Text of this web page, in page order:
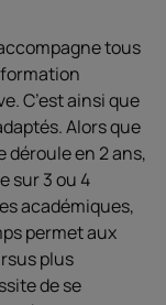
tous
C’est ainsi que
Alors que
en 2 ans,
sur 3 ou 4
académiques,
permet aux
plus
de se